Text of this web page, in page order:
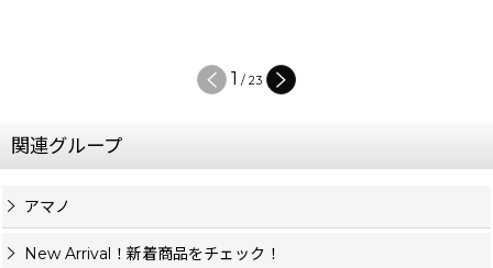
1 / 23
関連グループ
アマノ
New Arrival！新着商品をチェック！